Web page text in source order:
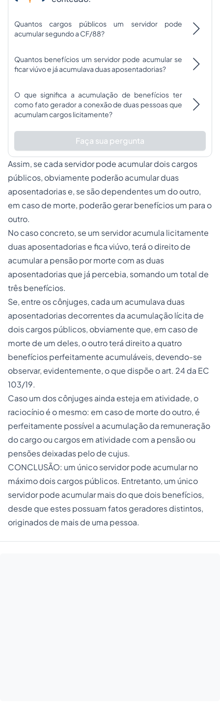
Quantos cargos públicos um servidor pode
acumular segundo a CF/88?
Quantos benefícios um servidor pode acumular se
ficar viúvo e já acumulava duas aposentadorias?
O que significa a acumulação de benefícios ter
como fato gerador a conexão de duas pessoas que
acumulam cargos licitamente?
Faça sua pergunta
Assim, se cada servidor pode acumular dois cargos
públicos, obviamente poderão acumular duas
aposentadorias e, se são dependentes um do outro,
em caso de morte, poderão gerar benefícios um para o
outro.
No caso concreto, se um servidor acumula licitamente
duas aposentadorias e fica viúvo, terá o direito de
acumular a pensão por morte com as duas
aposentadorias que já percebia, somando um total de
três benefícios.
Se, entre os cônjuges, cada um acumulava duas
aposentadorias decorrentes da acumulação lícita de
dois cargos públicos, obviamente que, em caso de
morte de um deles, o outro terá direito a quatro
benefícios perfeitamente acumuláveis, devendo-se
observar, evidentemente, o que dispõe o art. 24 da EC
103/19.
Caso um dos cônjuges ainda esteja em atividade, o
raciocínio é o mesmo: em caso de morte do outro, é
perfeitamente possível a acumulação da remuneração
do cargo ou cargos em atividade com a pensão ou
pensões deixadas pelo de cujus.
CONCLUSÃO: um único servidor pode acumular no
máximo dois cargos públicos. Entretanto, um único
servidor pode acumular mais do que dois benefícios,
desde que estes possuam fatos geradores distintos,
originados de mais de uma pessoa.